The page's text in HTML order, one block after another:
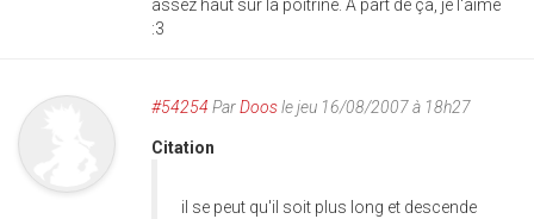
assez haut sur la poitrine. À part de ça, je l'aime
:3
#54254 ParDoosle jeu 16/08/2007 à 18h27
Citation
il se peut qu'il soit plus long et descende